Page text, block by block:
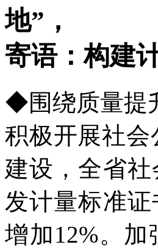
地”，
寄语：构建
◆围绕质量提
积极开展社
建设，全省社
发计量标准
增加12%。